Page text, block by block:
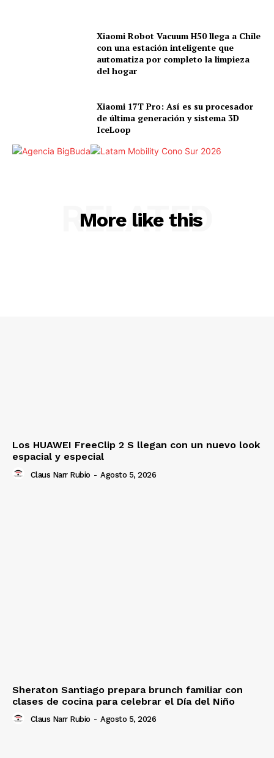
Xiaomi Robot Vacuum H50 llega a Chile
con una estación inteligente que
automatiza por completo la limpieza
del hogar
Xiaomi 17T Pro: Así es su procesador
de última generación y sistema 3D
IceLoop
More like this
RELATED
Los HUAWEI FreeClip 2 S llegan con un nuevo look
espacial y especial
Claus Narr Rubio - Agosto 5, 2026
Sheraton Santiago prepara brunch familiar con
clases de cocina para celebrar el Día del Niño
Claus Narr Rubio - Agosto 5, 2026